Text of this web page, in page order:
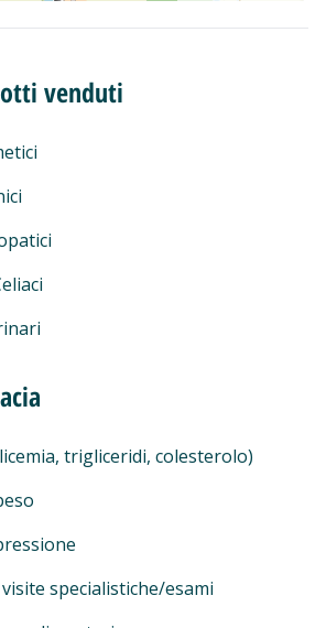
venduti
trigliceridi, colesterolo)
specialistiche/esami